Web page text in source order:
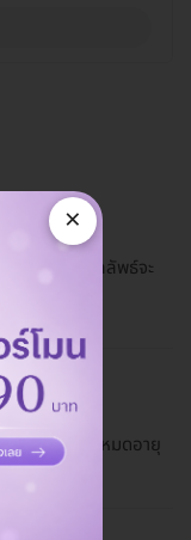
นเท่าไหร่?
2 วัน และผลลัพธ์จะ
ใช้ก่อนคูปองหมดอายุ
×